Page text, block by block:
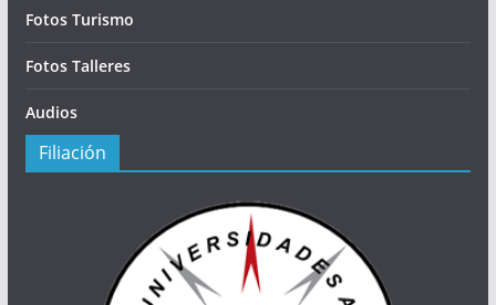
Fotos Turismo
Fotos Talleres
Audios
Filiación